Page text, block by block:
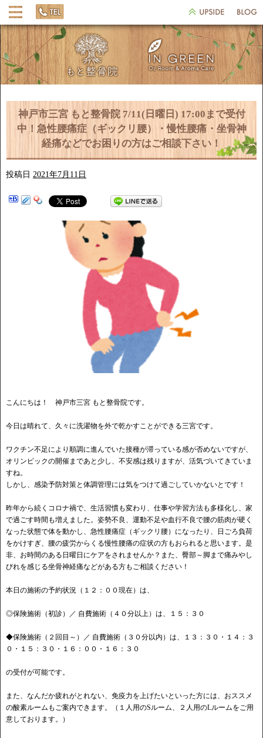
神戸市三宮 もと整骨院 7/11(日曜日) 17:00まで受付
中！急性腰痛症（ギックリ腰）・慢性腰痛・坐骨神
経痛などでお困りの方はご相談下さい！
投稿日 2021年7月11日
こんにちは！ 神戸市三宮 もと整骨院です。
今日は晴れて、久々に洗濯物を外で乾かすことができる三宮です。
ワクチン不足により順調に進んでいた接種が滞っている感が否めないですが、
オリンピックの開催まであと少し、不安感は残りますが、活気づいてきていま
すね。
しかし、感染予防対策と体調管理には気をつけて過ごしていかないとです！
昨年から続くコロナ禍で、生活習慣も変わり、仕事や学習方法も多様化し、家
で過ごす時間も増えました。姿勢不良、運動不足や血行不良で腰の筋肉が硬く
なった状態で体を動かし、急性腰痛症（ギックリ腰）になったり、日ごろ負荷
をかけすぎ、腰の疲労からくる慢性腰痛の症状の方もおられると思います。是
非、お時間のある日曜日にケアをされませんか？また、臀部～脚まで痛みやし
びれを感じる坐骨神経痛などがある方もご相談ください！
本日の施術の予約状況（１２：００現在）は、
◎保険施術（初診）／ 自費施術（４０分以上）は、１５：３０
◆保険施術（２回目～）／ 自費施術（３０分以内）は、１３：３０・１４：３
０・１５：３０・１６：００・１６：３０
の受付が可能です。
また、なんだか疲れがとれない、免疫力を上げたいといった方には、おススメ
の酸素ルームもご案内できます。（１人用のSルーム、２人用のLルームをご用
意しております。）